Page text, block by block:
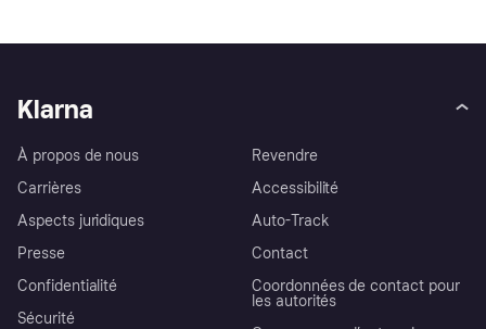
Klarna
À propos de nous
Carrières
Aspects juridiques
Presse
Confidentialité
Sécurité
Revendre
Accessibilité
Auto-Track
Contact
Coordonnées de contact pour
les autorités